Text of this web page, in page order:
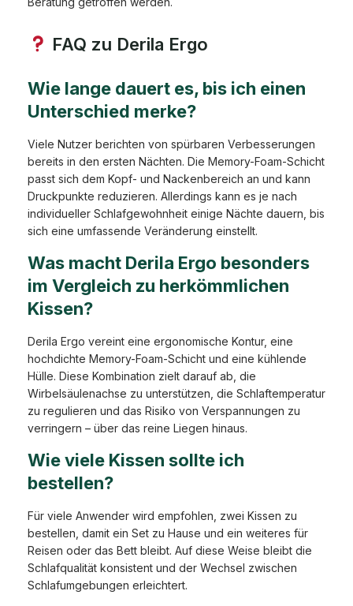
FAQ zu Derila Ergo
Wie lange dauert es, bis ich einen
Unterschied merke?
Viele Nutzer berichten von spürbaren Verbesserungen
bereits in den ersten Nächten. Die Memory-Foam-Schicht
passt sich dem Kopf- und Nackenbereich an und kann
Druckpunkte reduzieren. Allerdings kann es je nach
individueller Schlafgewohnheit einige Nächte dauern, bis
sich eine umfassende Veränderung einstellt.
Was macht Derila Ergo besonders
im Vergleich zu herkömmlichen
Kissen?
Derila Ergo vereint eine ergonomische Kontur, eine
hochdichte Memory-Foam-Schicht und eine kühlende
Hülle. Diese Kombination zielt darauf ab, die
Wirbelsäulenachse zu unterstützen, die Schlaftemperatur
zu regulieren und das Risiko von Verspannungen zu
verringern – über das reine Liegen hinaus.
Wie viele Kissen sollte ich
bestellen?
Für viele Anwender wird empfohlen, zwei Kissen zu
bestellen, damit ein Set zu Hause und ein weiteres für
Reisen oder das Bett bleibt. Auf diese Weise bleibt die
Schlafqualität konsistent und der Wechsel zwischen
Schlafumgebungen erleichtert.